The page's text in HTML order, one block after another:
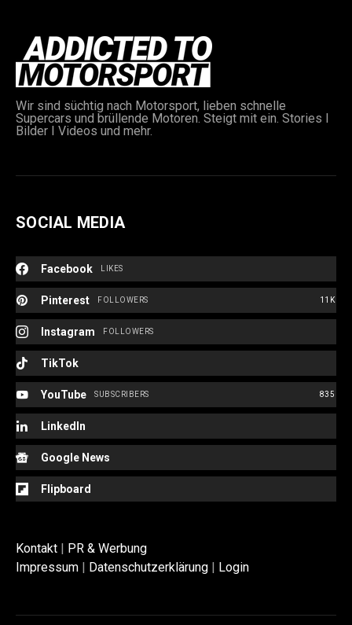
Wir sind süchtig nach Motorsport, lieben schnelle
Supercars und brüllende Motoren. Steigt mit ein. Stories I
Bilder I Videos und mehr.
SOCIAL MEDIA
Facebook LIKES
Pinterest 11K
FOLLOWERS
Instagram FOLLOWERS
TikTok
YouTube 835
SUBSCRIBERS
LinkedIn
Google News
Flipboard
Kontakt | PR & Werbung
Impressum | Datenschutzerklärung | Login